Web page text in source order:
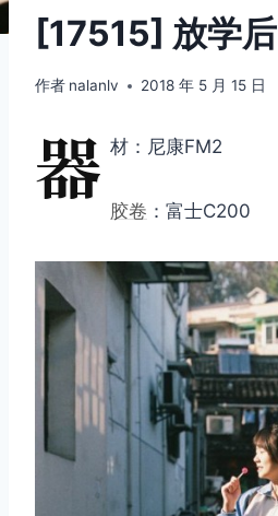
[17515] 放学后
作者 nalanlv 2018 年 5 月 15 日
器 材：尼康FM2
胶卷 ：富士C200